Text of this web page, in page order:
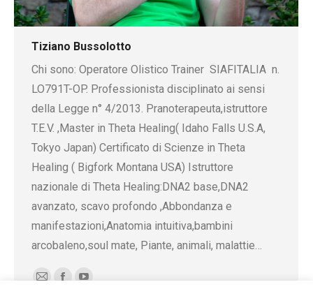
Tiziano Bussolotto
Chi sono: Operatore Olistico Trainer SIAFITALIA n.
LO791T-OP. Professionista disciplinato ai sensi
della Legge n° 4/2013. Pranoterapeuta,istruttore
T.E.V. ,Master in Theta Healing( Idaho Falls U.S.A,
Tokyo Japan) Certificato di Scienze in Theta
Healing ( Bigfork Montana USA) Istruttore
nazionale di Theta Healing:DNA2 base,DNA2
avanzato, scavo profondo ,Abbondanza e
manifestazioni,Anatomia intuitiva,bambini
arcobaleno,soul mate, Piante, animali, malattie…
E-
Facebook
YouTube